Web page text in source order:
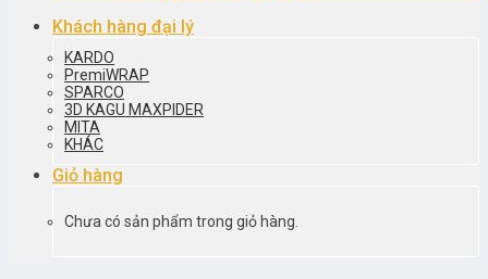
Khách hàng đại lý
KARDO
PremiWRAP
SPARCO
3D KAGU MAXPIDER
MITA
KHÁC
Giỏ hàng
Chưa có sản phẩm trong giỏ hàng.